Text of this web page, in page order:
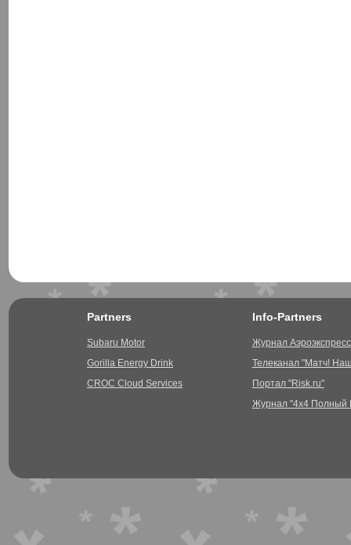
Partners
Subaru Motor
Gorilla Energy Drink
CROC Cloud Services
Info-Partners
Журнал Аэроэкспресс
Телеканал "Матч!
Портал "Risk.ru"
Журнал "4х4 Полный